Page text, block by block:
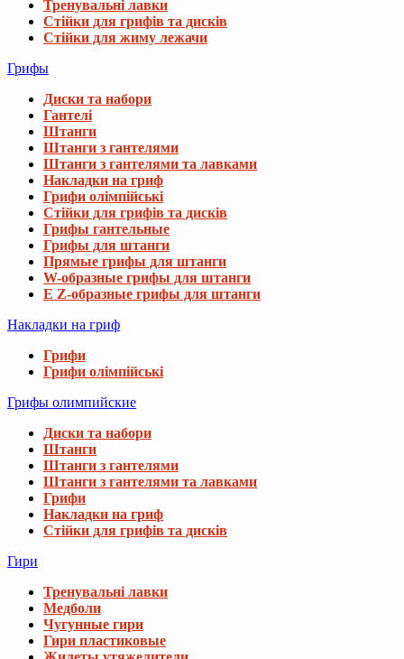
Тренувальні лавки
Стійки для грифів та дисків
Стійки для жиму лежачи
Грифы
Диски та набори
Гантелі
Штанги
Штанги з гантелями
Штанги з гантелями та лавками
Накладки на гриф
Грифи олімпійські
Стійки для грифів та дисків
Грифы гантельные
Грифы для штанги
Прямые грифы для штанги
W-образные грифы для штанги
E Z-образные грифы для штанги
Накладки на гриф
Грифи
Грифи олімпійські
Грифы олимпийские
Диски та набори
Штанги
Штанги з гантелями
Штанги з гантелями та лавками
Грифи
Накладки на гриф
Стійки для грифів та дисків
Гири
Тренувальні лавки
Медболи
Чугунные гири
Гири пластиковые